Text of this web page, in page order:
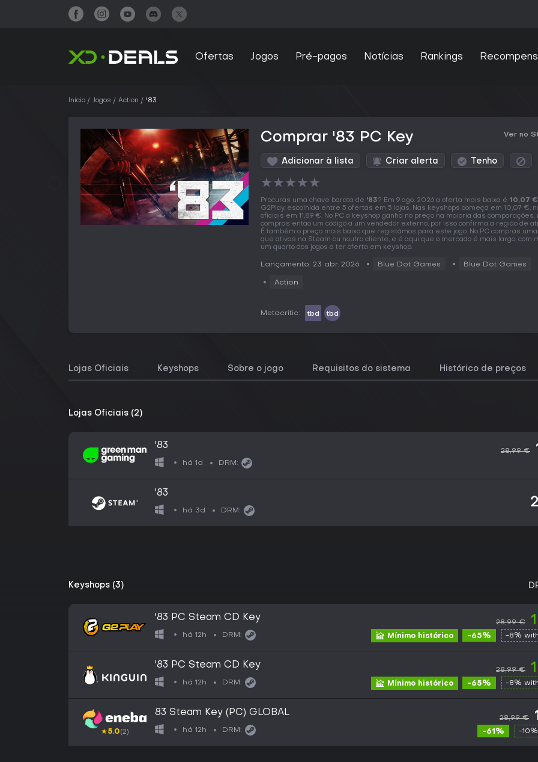
Ofertas Jogos Pré-pagos Notícias Rankings
Início Jogos Action '83
Comprar '83 PC Key Ver no
Adicionar à lista Criar alerta Tenho
★★★★★
Procuras uma chave barata de '83? Em 9 ago. 2026 a oferta mais baixa é 10,07 €
G2Play, escolhida entre 5 ofertas em 5 lojas. Nas keyshops começa em 10,07 €,
oficiais em 11,89 €. No PC a keyshop ganha no preço na maioria das comparações,
compras então um código a um vendedor externo, por isso confirma a região de
É também o preço mais baixo que registámos para este jogo. No PC compras
que ativas na Steam ou noutro cliente, e é aqui que o mercado é mais largo, com
um quarto dos jogos a ter oferta em keyshop.
Lançamento: 23 abr. 2026 Blue Dot Games Blue Dot Games
Action
Metacritic: tbd tbd
Lojas Oficiais Keyshops Sobre o jogo Requisitos do sistema Histórico de preços
Lojas Oficiais (2)
'83
há 1d DRM:
28,99 €
'83
há 3d DRM:
Keyshops (3)
'83 PC Steam CD Key
há 12h DRM:
28,99 €
Mínimo histórico -65% -8%
'83 PC Steam CD Key
há 12h DRM:
28,99 €
Mínimo histórico -65% -8%
★5.0(2)
83 Steam Key (PC) GLOBAL
há 12h DRM:
28,99 €
-61% -